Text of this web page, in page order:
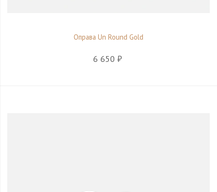
Оправа Un Round Gold
6 650 ₽